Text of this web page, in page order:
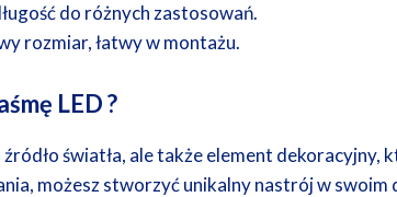
do różnych zastosowań.
rozmiar, łatwy w montażu.
LED ?
źródło światła, ale także element
możesz stworzyć unikalny nastrój w